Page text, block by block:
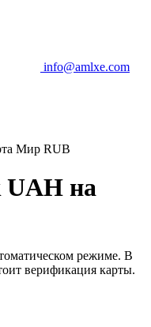
info@amlxe.com
Мир RUB
на
режиме. В
верификация карты.